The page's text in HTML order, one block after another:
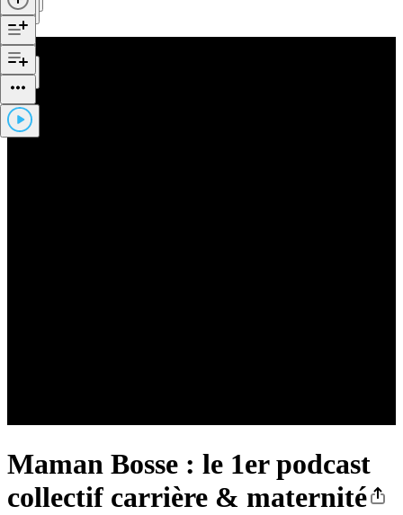
Maman Bosse : le 1er podcast
collectif carrière & maternité